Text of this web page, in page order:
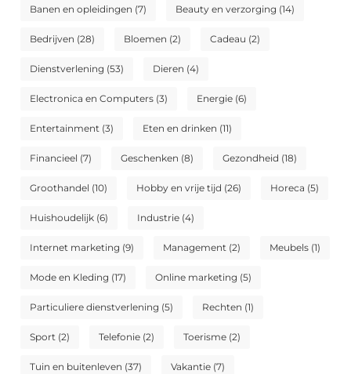
Banen en opleidingen (7) Beauty en verzorging (14)
Bedrijven (28) Bloemen (2) Cadeau (2)
Dienstverlening (53) Dieren (4)
Electronica en Computers (3) Energie (6)
Entertainment (3) Eten en drinken (11)
Financieel (7) Geschenken (8) Gezondheid (18)
Groothandel (10) Hobby en vrije tijd (26) Horeca (5)
Huishoudelijk (6) Industrie (4)
Internet marketing (9) Management (2) Meubels (1)
Mode en Kleding (17) Online marketing (5)
Particuliere dienstverlening (5) Rechten (1)
Sport (2) Telefonie (2) Toerisme (2)
Tuin en buitenleven (37) Vakantie (7)